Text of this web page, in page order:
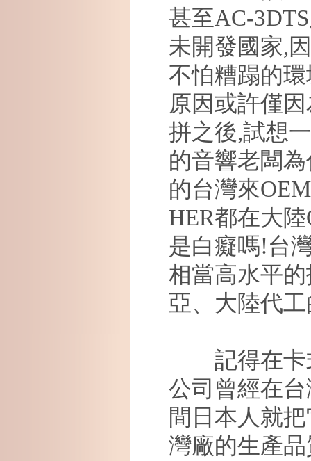
甚至AC-3DTS
未開發國家,
不怕糟蹋的
原因或許僅
拼之後,試想
的音響老闆
的台灣來OEM
HER都在大陸
是白癡嗎!台
相當高水平
亞、大陸代
記得在卡
公司曾經在
間日本人就
灣廠的生產